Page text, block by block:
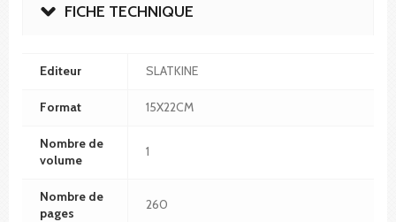
FICHE TECHNIQUE
Editeur SLATKINE
Format 15X22CM
Nombre de
volume
1
Nombre de
pages
260